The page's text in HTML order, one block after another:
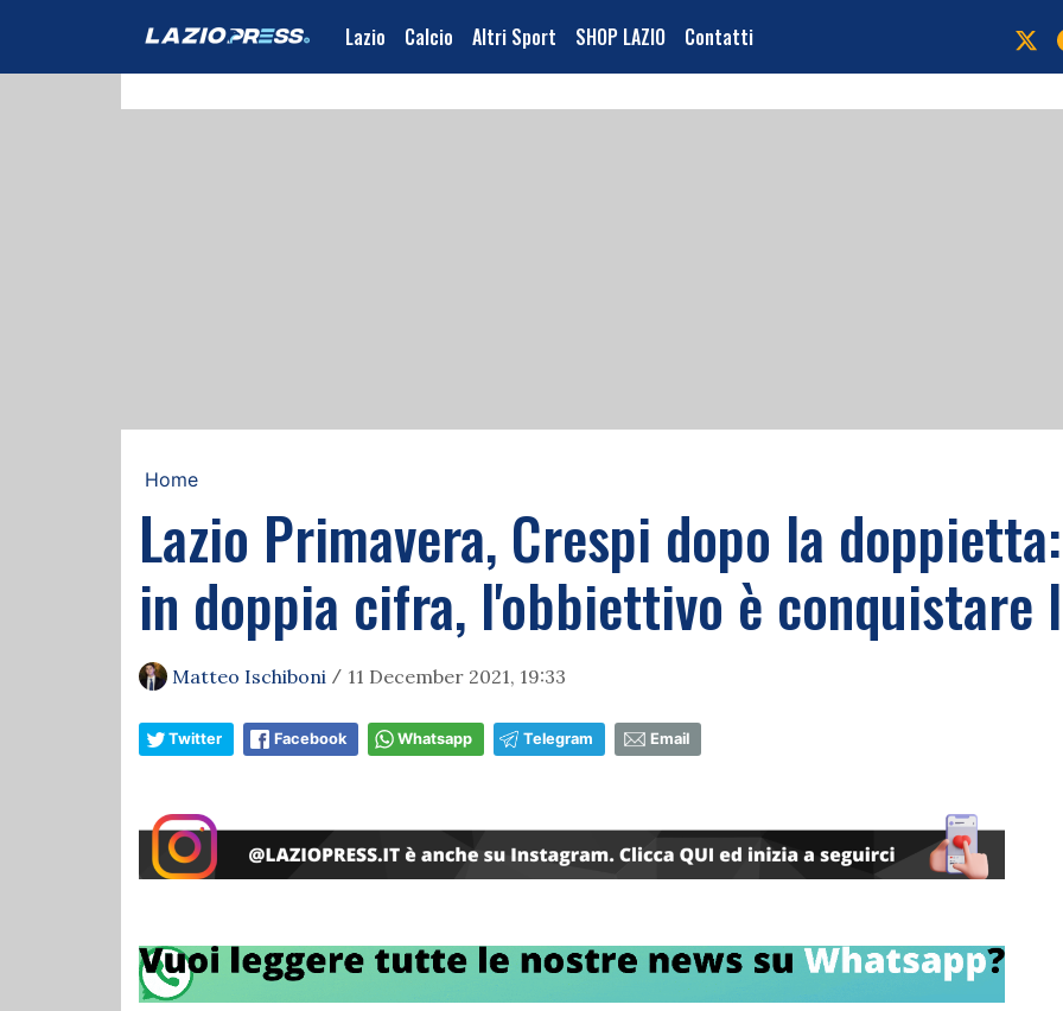
Lazio Calcio Altri Sport SHOP LAZIO Contatti
Home
Lazio Primavera, Crespi dopo la
in doppia cifra, l'obbiettivo è conquistare
Matteo Ischiboni / 11 December 2021, 19:33
Twitter Facebook Whatsapp Telegram Email